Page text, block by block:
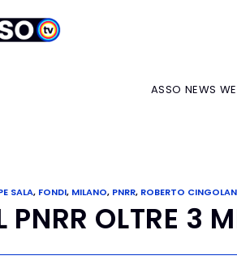
ASSO NEWS
SALA, FONDI, MILANO, PNRR, ROBERTO
PNRR OLTRE 3